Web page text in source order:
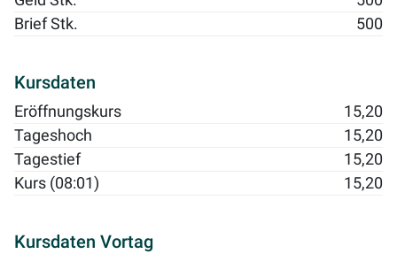
Brief Stk.
500
Kursdaten
Eröffnungskurs
15,20
Tageshoch
15,20
Tagestief
15,20
Kurs (08:01)
15,20
Kursdaten Vortag